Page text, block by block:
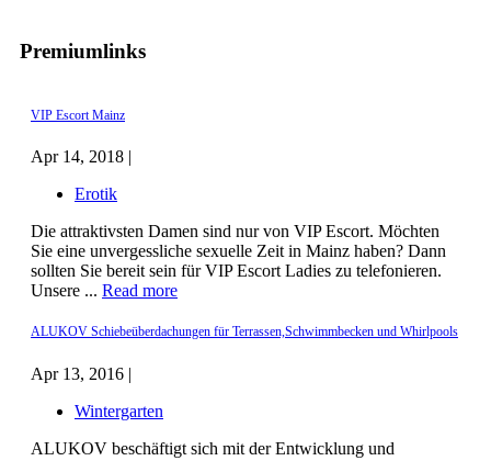
Premiumlinks
VIP Escort Mainz
Apr 14, 2018 |
Erotik
Die attraktivsten Damen sind nur von VIP Escort. Möchten
Sie eine unvergessliche sexuelle Zeit in Mainz haben? Dann
sollten Sie bereit sein für VIP Escort Ladies zu telefonieren.
Unsere ... Read more
ALUKOV Schiebeüberdachungen für Terrassen,Schwimmbecken und Whirlpools
Apr 13, 2016 |
Wintergarten
ALUKOV beschäftigt sich mit der Entwicklung und